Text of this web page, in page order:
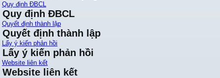
Quy định ĐBCL
Quy định ĐBCL
Quyết định thành lập
Quyết định thành lập
Lấy ý kiến phản hồi
Lấy ý kiến phản hồi
Website liên kết
Website liên kết